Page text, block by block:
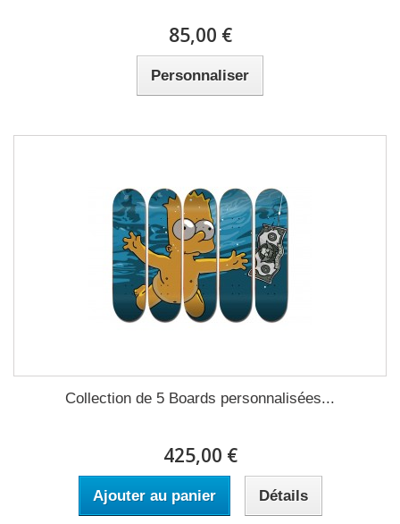
85,00 €
Personnaliser
Collection de 5 Boards personnalisées...
425,00 €
Ajouter au panier Détails